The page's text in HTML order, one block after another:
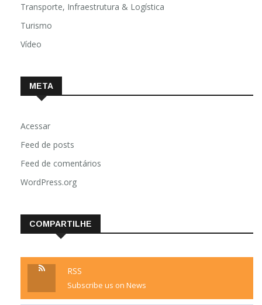
Transporte, Infraestrutura & Logística
Turismo
Vídeo
META
Acessar
Feed de posts
Feed de comentários
WordPress.org
COMPARTILHE
RSS
Subscribe us on News